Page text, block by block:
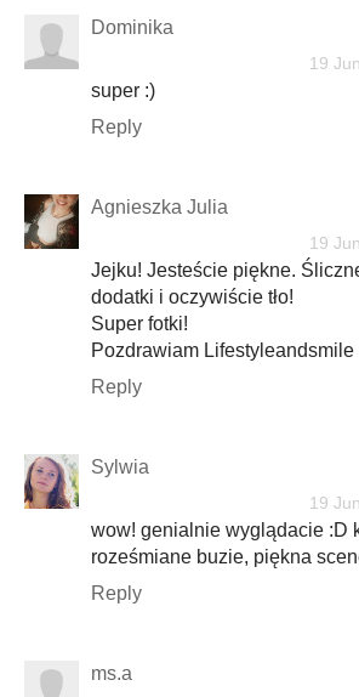
Dominika
19
super :)
Reply
Agnieszka Julia
19
Jejku! Jesteście piękne.
dodatki i oczywiście tło!
Super fotki!
Pozdrawiam Lifestyleandsmile
Reply
Sylwia
19
wow! genialnie wyglądacie :D
roześmiane buzie, piękna
Reply
ms.a